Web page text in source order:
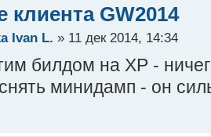
клиента GW2014
Ivan L. » 11 дек 2014, 14:34
билдом на ХР -
минидамп - он